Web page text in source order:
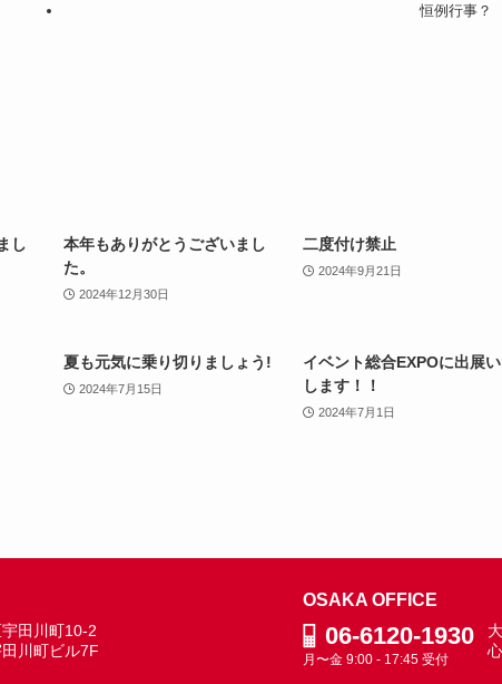
恒例行事？
し
本年もありがとうございまし
た。
2024年12月30日
二度付け禁止
2024年9月21日
夏も元気に乗り切りましょう!
2024年7月15日
イベント総合EXPOに出展
します！！
2024年7月1日
田川町10-2
川町ビル7F
OSAKA OFFICE
06-6120-1930
月〜金 9:00 - 17:45 受付